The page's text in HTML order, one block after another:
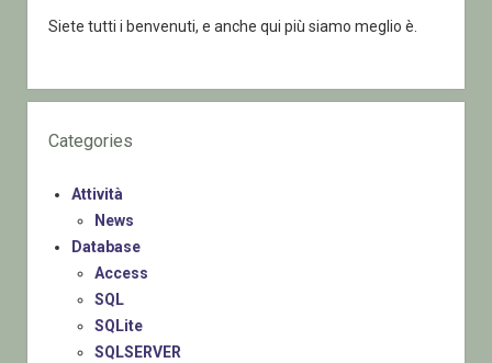
Siete tutti i benvenuti, e anche qui più siamo meglio è.
Categories
Attività
News
Database
Access
SQL
SQLite
SQLSERVER